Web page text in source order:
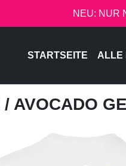
NEU: NUR
STARTSEITE ALLE
/ AVOCADO